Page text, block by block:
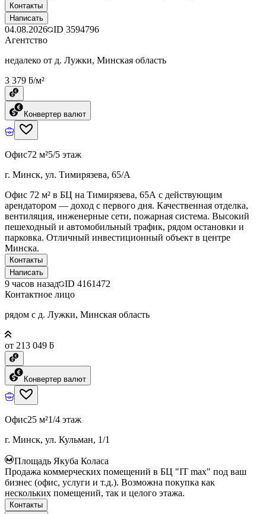
Контакты
Написать
04.08.2026 ID 3594796
Агентство
недалеко от д. Лужки, Минская область
3 379 ƃ/м²
Конвертер валют
Офис72 м²5/5 этаж
г. Минск, ул. Тимирязева, 65/А
Офис 72 м² в БЦ на Тимирязева, 65А с действующим
арендатором — доход с первого дня. Качественная отделка,
вентиляция, инженерные сети, пожарная система. Высокий
пешеходный и автомобильный трафик, рядом остановки и
парковка. Отличный инвестиционный объект в центре
Минска.
Контакты
Написать
9 часов назад ID 4161472
Контактное лицо
рядом с д. Лужки, Минская область
от 213 049 ƃ
Конвертер валют
Офис25 м²1/4 этаж
г. Минск, ул. Кульман, 1/1
Площадь Якуба Коласа
Продажа коммерческих помещений в БЦ "IT max" под ваш
бизнес (офис, услуги и т.д.). Возможна покупка как
нескольких помещений, так и целого этажа.
Контакты